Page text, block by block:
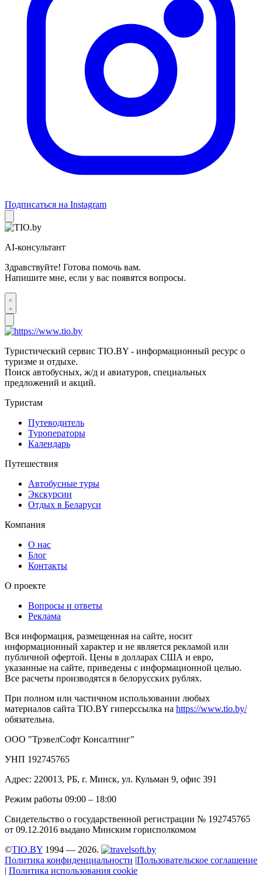
Подписаться на Instagram
AI-консультант
Здравствуйте! Готова помочь вам.
Напишите мне, если у вас появятся вопросы.
Туристический сервис TIO.BY - информационный ресурс о
туризме и отдыхе.
Поиск автобусных, ж/д и авиатуров, специальных
предложений и акций.
Туристам
Путеводитель
Туроператоры
Календарь
Путешествия
Автобусные туры
Экскурсии
Отдых в Беларуси
Компания
О нас
Блог
Контакты
О проекте
Вопросы и ответы
Реклама
Вся информация, размещенная на сайте, носит
информационный характер и не является рекламой или
публичной офертой. Цены в долларах США и евро,
указанные на сайте, приведены с информационной целью.
Все расчеты производятся в белорусских рублях.
При полном или частичном использовании любых
материалов сайта TIO.BY гиперссылка на https://www.tio.by/
обязательна.
ООО "ТрэвелСофт Консалтинг"
УНП 192745765
Адрес: 220013, РБ, г. Минск, ул. Кульман 9, офис 391
Режим работы 09:00 – 18:00
Свидетельство о государственной регистрации № 192745765
от 09.12.2016 выдано Минским горисполкомом
©TIO.BY 1994 — 2026.
Политика конфиденциальности |Пользовательское соглашение
| Политика использования cookie